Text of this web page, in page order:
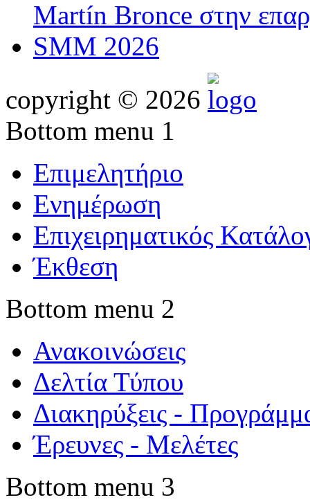
Martín Bronce στην
SMM 2026
copyright © 2026
Bottom menu 1
Επιμελητήριο
Ενημέρωση
Επιχειρηματικός
Έκθεση
Bottom menu 2
Ανακοινώσεις
Δελτία Τύπου
Διακηρύξεις -
Έρευνες - Μελέτες
Bottom menu 3